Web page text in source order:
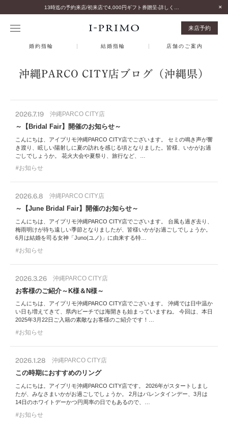
来店予約
婚約指輪 結婚指輪 店舗のご案内
沖縄PARCO CITY店ブログ（沖縄県）
2026.7.19 沖縄PARCO CITY店
～【Bridal Fair】開催のお知らせ～
こんにちは、アイプリモ沖縄PARCO CITY店でございます。 セミの鳴き声が響
き渡り、眩しい陽射しに夏の訪れを感じる頃となりました。皆様、いかがお過
ごしでしょうか。 花火大会や夏祭り、旅行など、…
お知らせ
2026.6.8 沖縄PARCO CITY店
～【June Bridal Fair】開催のお知らせ～
こんにちは、アイプリモ沖縄PARCO CITY店でございます。 台風も過ぎ去り、
梅雨明けが待ち遠しい季節となりましたが、皆様いかがお過ごしでしょうか。
6月は結婚を司る女神「Juno(ユノ)」に由来する特…
お知らせ
2026.3.26 沖縄PARCO CITY店
お客様のご紹介～K様＆N様～
こんにちは、アイプリモ沖縄PARCO CITY店でございます。 沖縄では日中温か
い日も増えてきて、県内ビーチでは海開きも始まっていますね。 今回は、本日
2025年3月22日ご入籍の素敵なお客様のご紹介です！…
お知らせ
2026.1.28 沖縄PARCO CITY店
この時期におすすめのリング
こんにちは。アイプリモ沖縄PARCO CITY店です。 2026年がスタートしまし
たが、みなさまいかがお過ごしでしょうか。 2月はバレンタインデー、3月は
14日のホワイトデーかつ円周率の日でもあるので、…
お知らせ